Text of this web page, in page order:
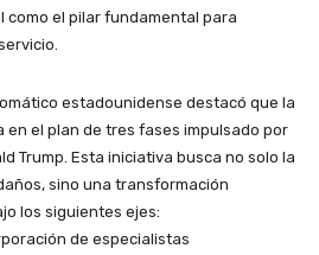
el pilar fundamental para
estadounidense destacó que la
el plan de tres fases impulsado por
Trump. Esta iniciativa busca no solo la
sino una transformación
los siguientes ejes:
de especialistas